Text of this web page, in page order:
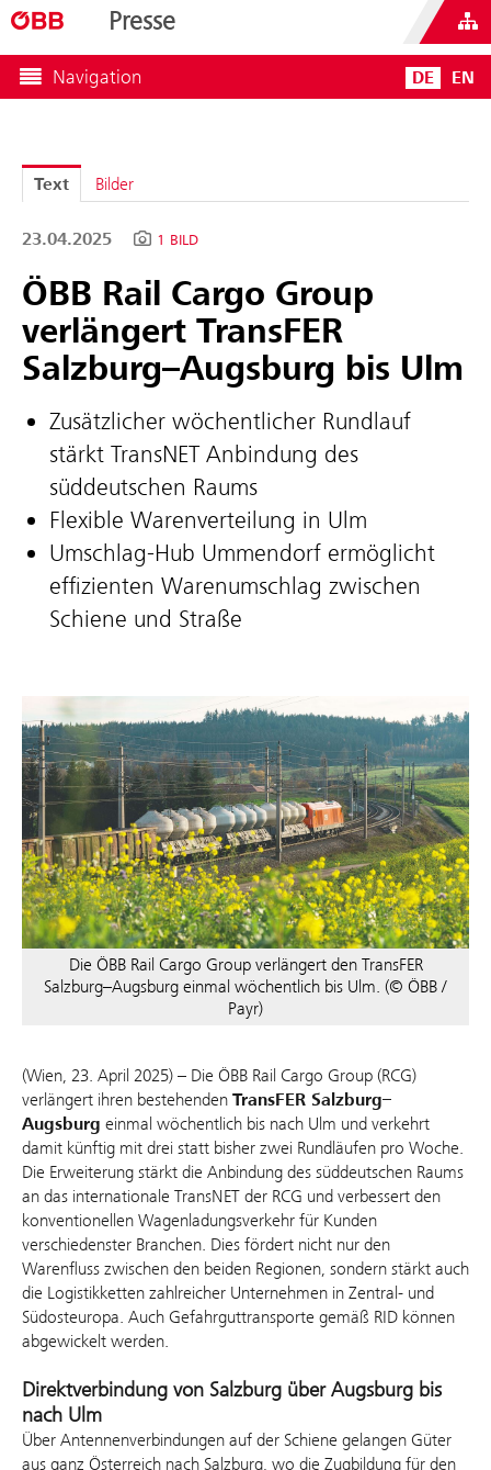
Presse
Navigation DE EN
Text Bilder
23.04.2025 1 BILD
ÖBB Rail Cargo Group
verlängert TransFER
Salzburg–Augsburg bis Ulm
Zusätzlicher wöchentlicher Rundlauf
stärkt TransNET Anbindung des
süddeutschen Raums
Flexible Warenverteilung in Ulm
Umschlag-Hub Ummendorf ermöglicht
effizienten Warenumschlag zwischen
Schiene und Straße
Die ÖBB Rail Cargo Group verlängert den TransFER
Salzburg–Augsburg einmal wöchentlich bis Ulm. (© ÖBB /
Payr)
(Wien, 23. April 2025) – Die ÖBB Rail Cargo Group (RCG)
verlängert ihren bestehenden TransFER Salzburg–
Augsburg einmal wöchentlich bis nach Ulm und verkehrt
damit künftig mit drei statt bisher zwei Rundläufen pro Woche.
Die Erweiterung stärkt die Anbindung des süddeutschen Raums
an das internationale TransNET der RCG und verbessert den
konventionellen Wagenladungsverkehr für Kunden
verschiedenster Branchen. Dies fördert nicht nur den
Warenfluss zwischen den beiden Regionen, sondern stärkt auch
die Logistikketten zahlreicher Unternehmen in Zentral- und
Südosteuropa. Auch Gefahrguttransporte gemäß RID können
abgewickelt werden.
Direktverbindung von Salzburg über Augsburg bis
nach Ulm
Über Antennenverbindungen auf der Schiene gelangen Güter
aus ganz Österreich nach Salzburg, wo die Zugbildung für den